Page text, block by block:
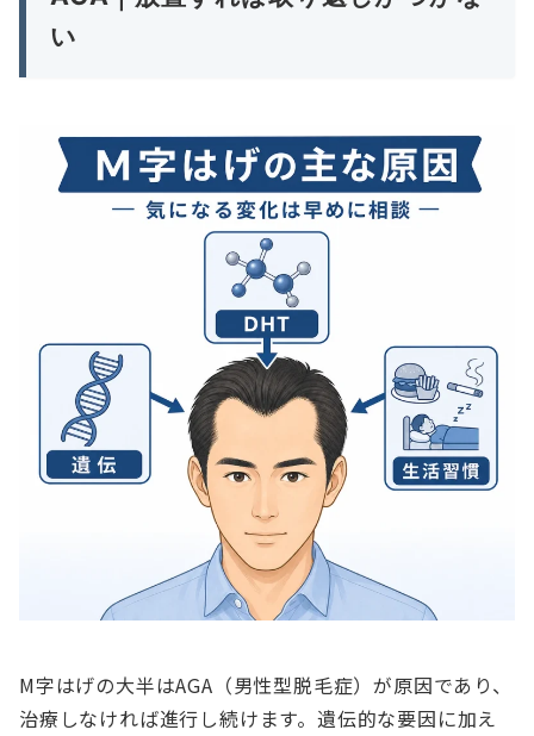
い
M字はげの大半はAGA（男性型脱毛症）が原因であり、
治療しなければ進行し続けます。遺伝的な要因に加え